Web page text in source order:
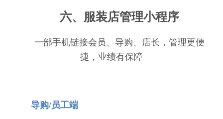
六、服装店管理小程序
一部手机链接会员、导购、店长，管理更便
捷，业绩有保障
导购/员工端